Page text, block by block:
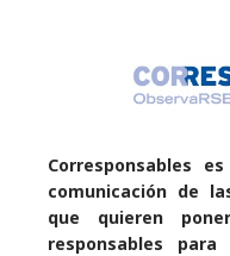
Corresponsables
comunicación de
que quieren
responsables